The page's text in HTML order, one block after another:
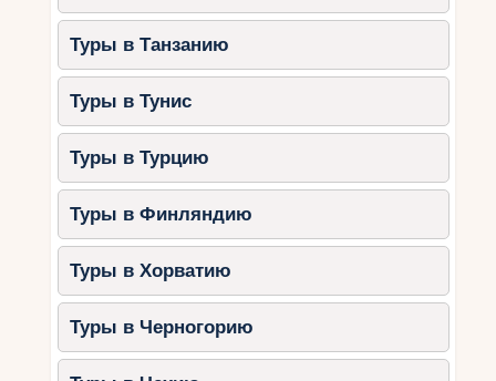
Туры в Танзанию
Туры в Тунис
Туры в Турцию
Туры в Финляндию
Туры в Хорватию
Туры в Черногорию